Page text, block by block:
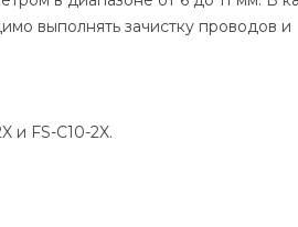
выполнять зачистку проводов и
и FS-C10-2X.